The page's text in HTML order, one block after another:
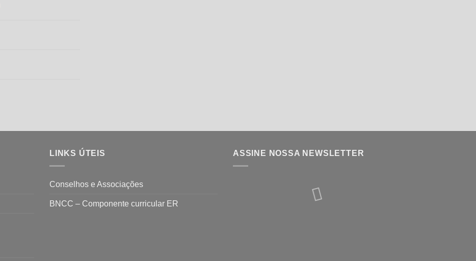
LINKS ÚTEIS
Conselhos e Associações
BNCC – Componente curricular ER
ASSINE NOSSA NEWSLETTER